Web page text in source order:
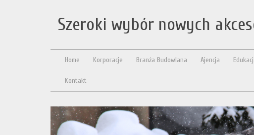
Szeroki wybór nowych
Home Korporacje Branża Budowlana Ajencja
Kontakt